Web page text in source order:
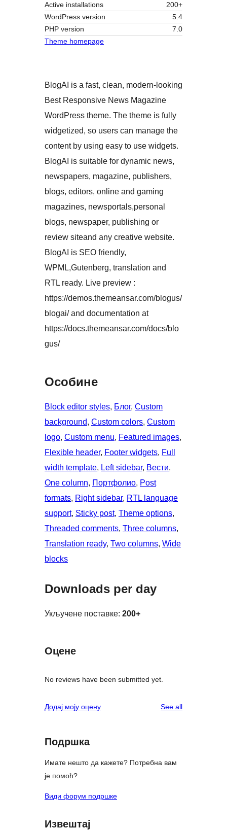
Active installations
200+
WordPress version
5.4
PHP version
7.0
Theme homepage
BlogAI is a fast, clean, modern-looking
Best Responsive News Magazine
WordPress theme. The theme is fully
widgetized, so users can manage the
content by using easy to use widgets.
BlogAI is suitable for dynamic news,
newspapers, magazine, publishers,
blogs, editors, online and gaming
magazines, newsportals,personal
blogs, newspaper, publishing or
review siteand any creative website.
BlogAI is SEO friendly,
WPML,Gutenberg, translation and
RTL ready. Live preview :
https://demos.themeansar.com/blogus/
blogai/ and documentation at
https://docs.themeansar.com/docs/blo
gus/
Особине
Block editor styles, Блог, Custom
background, Custom colors, Custom
logo, Custom menu, Featured images
Flexible header, Footer widgets, Full
width template, Left sidebar, Вести
One column, Портфолио, Post
formats, Right sidebar, RTL language
support, Sticky post, Theme options
Threaded comments, Three columns
Translation ready, Two columns, Wide
blocks
Downloads per day
Укључене поставке: 200+
Оцене
No reviews have been submitted yet.
Додај моју оцену See allreviews
Подршка
Имате нешто да кажете? Потребна вам
је помоћ?
Види форум подршке
Извештај